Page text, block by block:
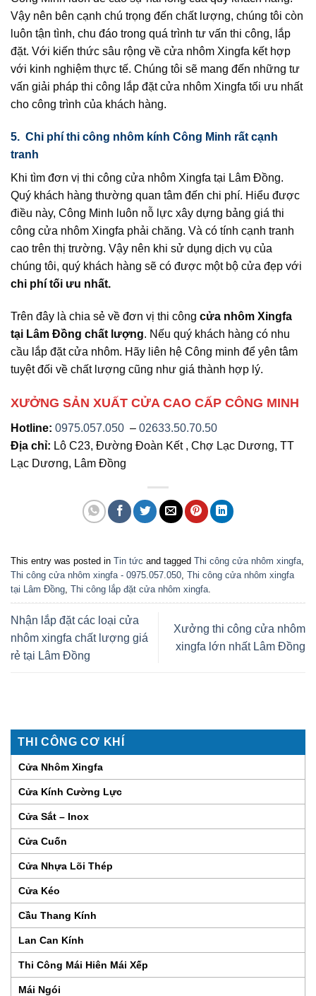
Vậy nên bên cạnh chú trọng đến chất lượng, chúng tôi còn
luôn tận tình, chu đáo trong quá trình tư vấn thi công, lắp
đặt. Với kiến thức sâu rộng về cửa nhôm Xingfa kết hợp
với kinh nghiệm thực tế. Chúng tôi sẽ mang đến những tư
vấn giải pháp thi công lắp đặt cửa nhôm Xingfa tối ưu nhất
cho công trình của khách hàng.
5. Chi phí thi công nhôm kính Công Minh rất cạnh
tranh
Khi tìm đơn vị thi công cửa nhôm Xingfa tại Lâm Đồng.
Quý khách hàng thường quan tâm đến chi phí. Hiểu được
điều này, Công Minh luôn nỗ lực xây dựng bảng giá thi
công cửa nhôm Xingfa phải chăng. Và có tính cạnh tranh
cao trên thị trường. Vậy nên khi sử dụng dịch vụ của
chúng tôi, quý khách hàng sẽ có được một bộ cửa đẹp với
chi phí tối ưu nhất.
Trên đây là chia sẻ về đơn vị thi công cửa nhôm Xingfa
tại Lâm Đồng chất lượng. Nếu quý khách hàng có nhu
cầu lắp đặt cửa nhôm. Hãy liên hệ Công minh để yên tâm
tuyệt đối về chất lượng cũng như giá thành hợp lý.
XƯỞNG SẢN XUẤT CỬA CAO CẤP CÔNG MINH
Hotline: 0975.057.050 – 02633.50.70.50
Địa chỉ: Lô C23, Đường Đoàn Kết , Chợ Lạc Dương, TT
Lạc Dương, Lâm Đồng
This entry was posted in Tin tức and tagged Thi công cửa nhôm xingfa
Thi công cửa nhôm xingfa - 0975.057.050 Thi công cửa nhôm xingfa
tại Lâm Đồng Thi công lắp đặt cửa nhôm xingfa
Nhận lắp đặt các loại cửa
nhôm xingfa chất lượng giá
rẻ tại Lâm Đồng
Xưởng thi công cửa nhôm
xingfa lớn nhất Lâm Đồng
THI CÔNG CƠ KHÍ
Cửa Nhôm Xingfa
Cửa Kính Cường Lực
Cửa Sắt – Inox
Cửa Cuốn
Cửa Nhựa Lõi Thép
Cửa Kéo
Cầu Thang Kính
Lan Can Kính
Thi Công Mái Hiên Mái Xếp
Mái Ngói